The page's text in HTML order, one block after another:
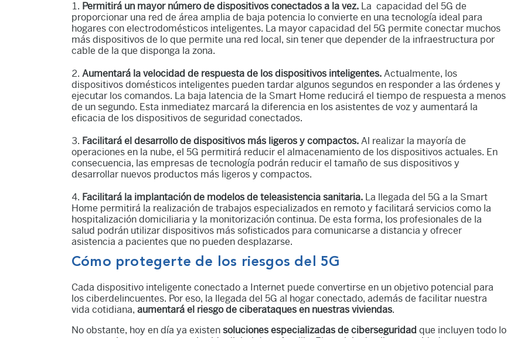
Permitirá un mayor número de dispositivos conectados a la vez. La capacidad del 5G de
proporcionar una red de área amplia de baja potencia lo convierte en una tecnología ideal para
hogares con electrodomésticos inteligentes. La mayor capacidad del 5G permite conectar muchos
más dispositivos de lo que permite una red local, sin tener que depender de la infraestructura por
cable de la que disponga la zona.
Aumentará la velocidad de respuesta de los dispositivos inteligentes. Actualmente, los
dispositivos domésticos inteligentes pueden tardar algunos segundos en responder a las órdenes y
ejecutar los comandos. La baja latencia de la Smart Home reducirá el tiempo de respuesta a menos
de un segundo. Esta inmediatez marcará la diferencia en los asistentes de voz y aumentará la
eficacia de los dispositivos de seguridad conectados.
Facilitará el desarrollo de dispositivos más ligeros y compactos. Al realizar la mayoría de
operaciones en la nube, el 5G permitirá reducir el almacenamiento de los dispositivos actuales. En
consecuencia, las empresas de tecnología podrán reducir el tamaño de sus dispositivos y
desarrollar nuevos productos más ligeros y compactos.
Facilitará la implantación de modelos de teleasistencia sanitaria. La llegada del 5G a la Smart
Home permitirá la realización de trabajos especializados en remoto y facilitará servicios como la
hospitalización domiciliaria y la monitorización continua. De esta forma, los profesionales de la
salud podrán utilizar dispositivos más sofisticados para comunicarse a distancia y ofrecer
asistencia a pacientes que no pueden desplazarse.
Cómo protegerte de los riesgos del 5G
Cada dispositivo inteligente conectado a Internet puede convertirse en un objetivo potencial para
los ciberdelincuentes. Por eso, la llegada del 5G al hogar conectado, además de facilitar nuestra
vida cotidiana, aumentará el riesgo de ciberataques en nuestras viviendas.
No obstante, hoy en día ya existen soluciones especializadas de ciberseguridad que incluyen todo lo